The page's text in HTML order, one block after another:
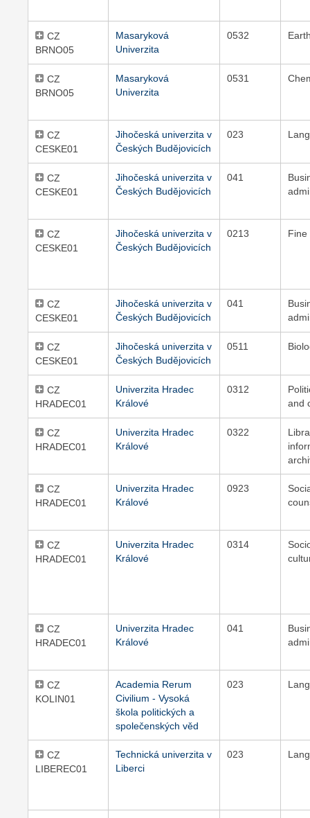
CZ
BRNO05
Masaryková
Univerzita
0532
CZ
BRNO05
Masaryková
Univerzita
0531
CZ
CESKE01
Jihočeská univerzita v
Českých Budějovicích
023
CZ
CESKE01
Jihočeská univerzita v
Českých Budějovicích
041
CZ
CESKE01
Jihočeská univerzita v
Českých Budějovicích
0213 Fine
CZ
CESKE01
Jihočeská univerzita v
Českých Budějovicích
041
CZ
CESKE01
Jihočeská univerzita v
Českých Budějovicích
0511
CZ
HRADEC01
Univerzita Hradec
Králové
0312
and
CZ
HRADEC01
Univerzita Hradec
Králové
0322
CZ
HRADEC01
Univerzita Hradec
Králové
0923
CZ
HRADEC01
Univerzita Hradec
Králové
0314
CZ
HRADEC01
Univerzita Hradec
Králové
041
CZ
KOLIN01
Academia Rerum
Civilium - Vysoká
škola politických a
společenských věd
023
CZ
LIBEREC01
Technická univerzita v
Liberci
023